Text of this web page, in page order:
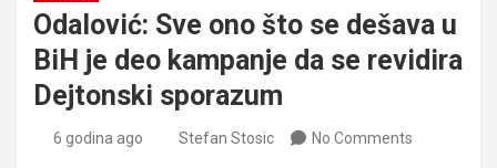
Odalović: Sve ono što se dešava u
BiH je deo kampanje da se revidira
Dejtonski sporazum
6 godina ago Stefan Stosic No Comments